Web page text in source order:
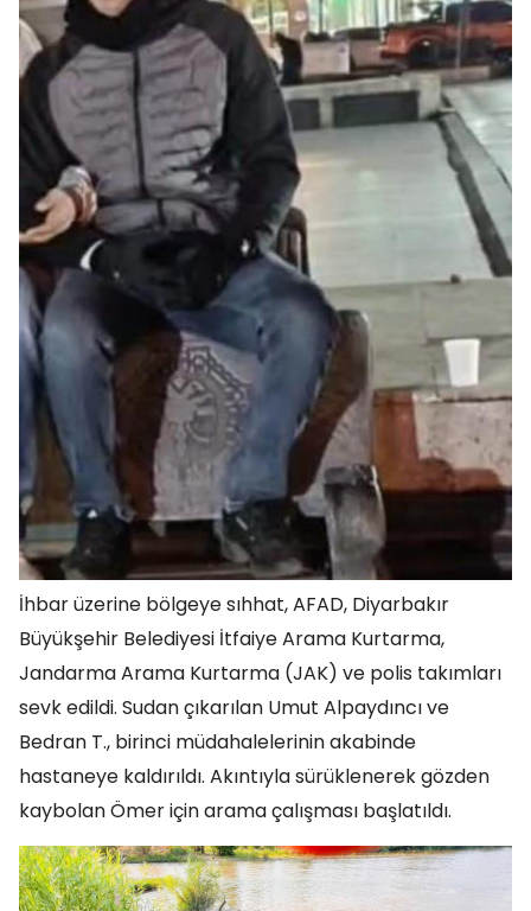
İhbar üzerine bölgeye sıhhat, AFAD, Diyarbakır
Büyükşehir Belediyesi İtfaiye Arama Kurtarma,
Jandarma Arama Kurtarma (JAK) ve polis takımları
sevk edildi. Sudan çıkarılan Umut Alpaydıncı ve
Bedran T., birinci müdahalelerinin akabinde
hastaneye kaldırıldı. Akıntıyla sürüklenerek gözden
kaybolan Ömer için arama çalışması başlatıldı.